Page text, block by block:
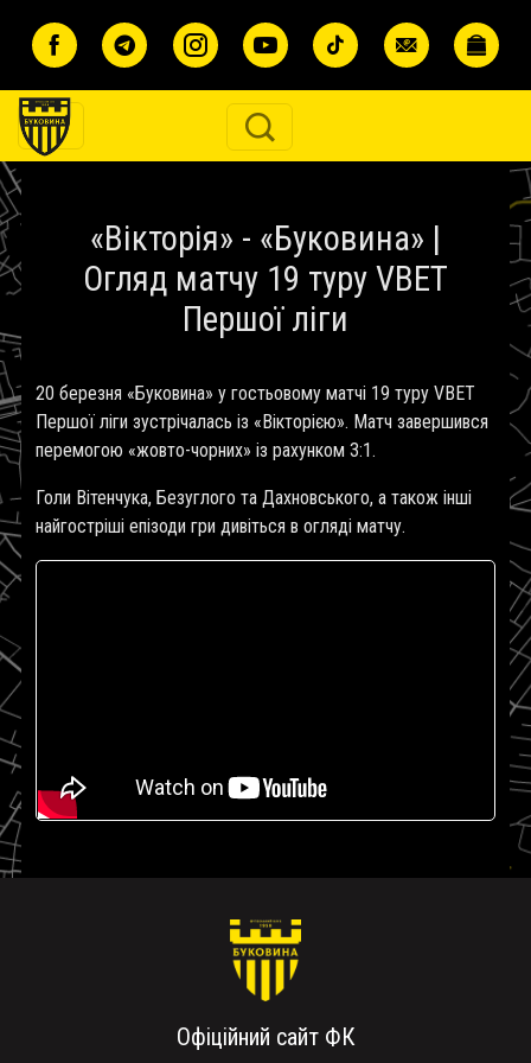
«Вікторія» - «Буковина» |
Огляд матчу 19 туру VBET
Першої ліги
20 березня «Буковина» у гостьовому матчі 19 туру VBET
Першої ліги зустрічалась із «Вікторією». Матч завершився
перемогою «жовто-чорних» із рахунком 3:1.
Голи Вітенчука, Безуглого та Дахновського, а також інші
найгостріші епізоди гри дивіться в огляді матчу.
Офіційний сайт ФК